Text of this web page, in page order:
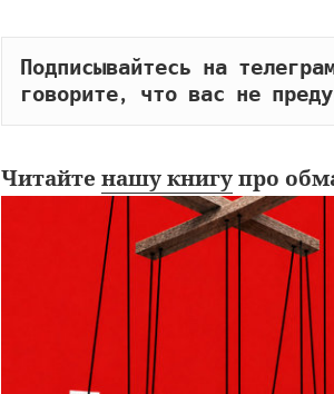
Подписывайтесь на
говорите, что вас не
Читайтенашу книгупро